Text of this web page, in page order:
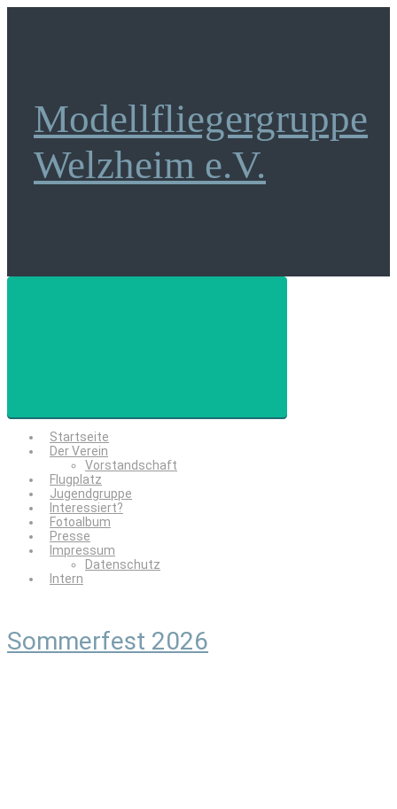
Modellfliegergruppe
Welzheim e.V.
Startseite
Der Verein
Vorstandschaft
Flugplatz
Jugendgruppe
Interessiert?
Fotoalbum
Presse
Impressum
Datenschutz
Intern
Sommerfest 2026